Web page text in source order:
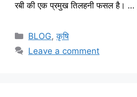
रबी की एक प्रमुख तिलहनी फसल है। …
BLOG,कृषि
Leave a comment